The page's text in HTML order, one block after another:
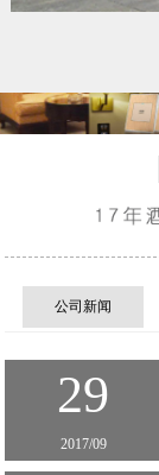
公司新闻
29
2017/09